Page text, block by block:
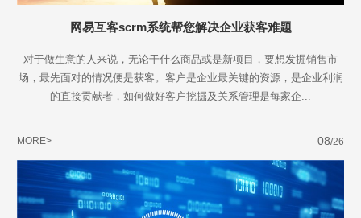
网易互客scrm系统帮您解决企业获客难题
对于做生意的人来说，无论干什么商品或是新项目，要想发掘销售市
场，最先面对的情况便是获客。客户是企业最关键的资源，是企业利润
的直接贡献者，如何做好客户挖掘及关系管理是每家企...
MORE> 08/26